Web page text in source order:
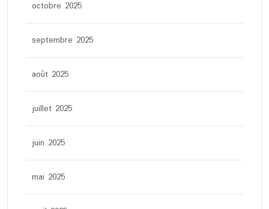
octobre 2025
septembre 2025
août 2025
juillet 2025
juin 2025
mai 2025